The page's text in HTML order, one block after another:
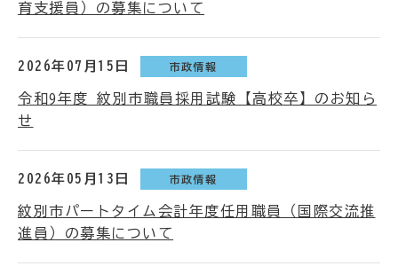
育支援員）の募集について
2026年07月15日 市政情報
令和9年度 紋別市職員採用試験【高校卒】のお知ら
せ
2026年05月13日 市政情報
紋別市パートタイム会計年度任用職員（国際交流推
進員）の募集について